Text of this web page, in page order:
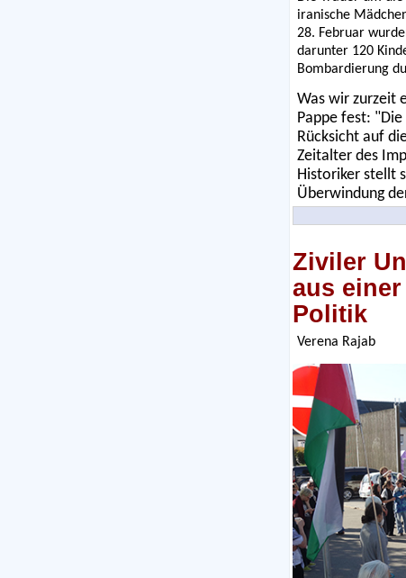
iranische
28. Februar
darunter 120
Bombardierung
Was wir zurzeit
Pappe fest:
Rücksicht auf
Zeitalter des
Historiker stellt
Überwindung
Ziviler
aus
Politik
Verena Rajab